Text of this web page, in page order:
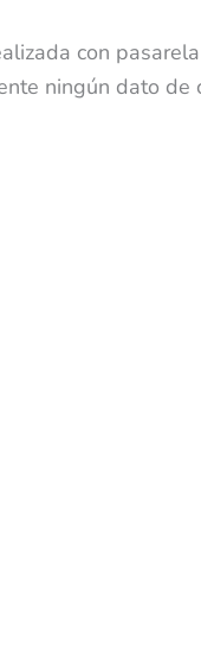
con
ningún dato de